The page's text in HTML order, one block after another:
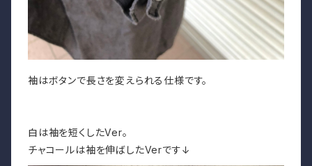
袖はボタンで長さを変えられる仕様です。
白は袖を短くしたVer。
チャコールは袖を伸ばしたVerです↓